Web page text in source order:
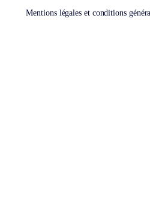
Mentions légales et conditions